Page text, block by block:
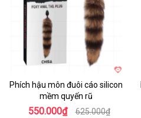
Phích hậu môn đuôi cáo silicon
mềm quyến rũ
550.000₫ 625.000₫